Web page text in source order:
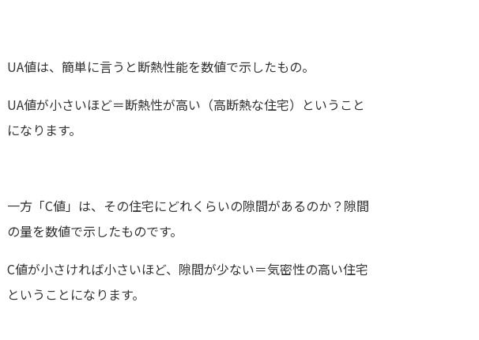
UA値は、簡単に言うと断熱性能を数値で示したもの。
UA値が小さいほど＝断熱性が高い（高断熱な住宅）ということ
になります。
一方「C値」は、その住宅にどれくらいの隙間があるのか？隙間
の量を数値で示したものです。
C値が小さければ小さいほど、隙間が少ない＝気密性の高い住宅
ということになります。